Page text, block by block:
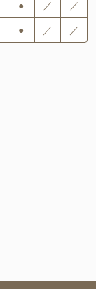
● ／ ／
● ／ ／